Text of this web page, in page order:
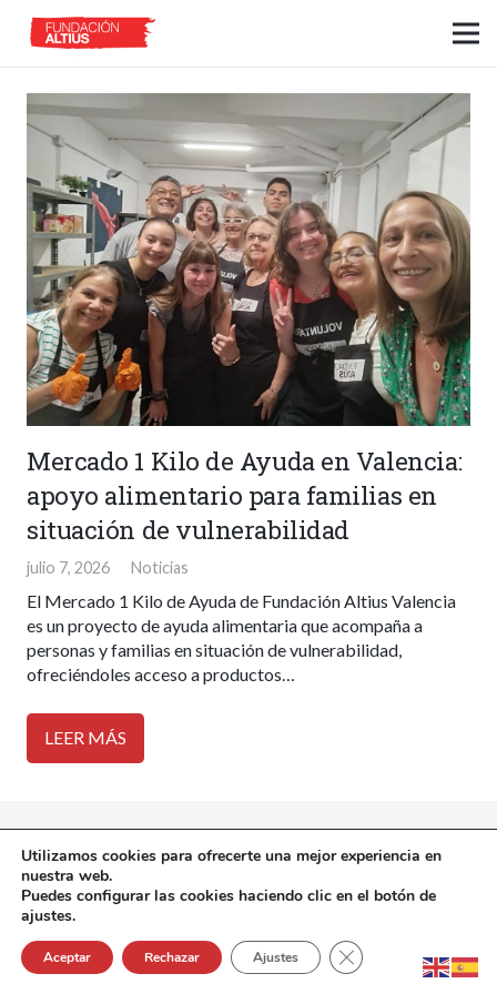
Mercado 1 Kilo de Ayuda en Valencia:
apoyo alimentario para familias en
situación de vulnerabilidad
julio 7, 2026 Noticias
El Mercado 1 Kilo de Ayuda de Fundación Altius Valencia
es un proyecto de ayuda alimentaria que acompaña a
personas y familias en situación de vulnerabilidad,
ofreciéndoles acceso a productos…
LEER MÁS
Utilizamos cookies para ofrecerte una mejor experiencia en
nuestra web.
Puedes configurar las cookies haciendo clic en el botón de
ajustes.
Aceptar Rechazar Ajustes Cerrar el banner de